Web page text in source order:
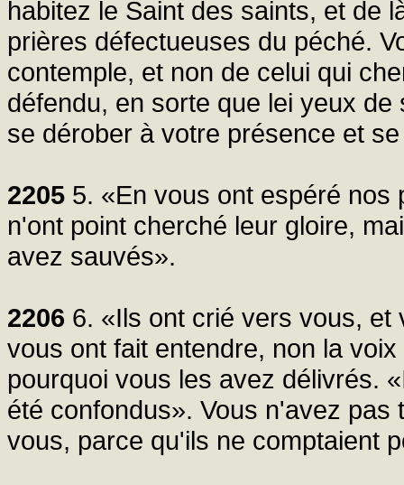
habitez le Saint des saints, et de
prières défectueuses du péché.
contemple, et non de celui qui
défendu, en sorte que lei yeux
se dérober à votre présence et
2205 5. «En vous ont espéré nos
n'ont point cherché leur gloire,
avez sauvés».
2206 6. «Ils ont crié vers vous,
vous ont fait entendre, non la
pourquoi vous les avez délivrés.
été confondus». Vous n'avez
vous, parce qu'ils ne comptaient